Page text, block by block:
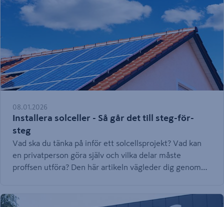
08.01.2026
Installera solceller - Så går det till steg-för-
steg
Vad ska du tänka på inför ett solcellsprojekt? Vad kan
en privatperson göra själv och vilka delar måste
proffsen utföra? Den här artikeln vägleder dig genom